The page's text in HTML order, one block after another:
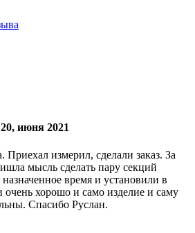
июня 2021
измерил, сделали заказ. За
мысль сделать пару секций
время и установили в
очень хорошо и само изделие и саму
Спасибо Руслан.